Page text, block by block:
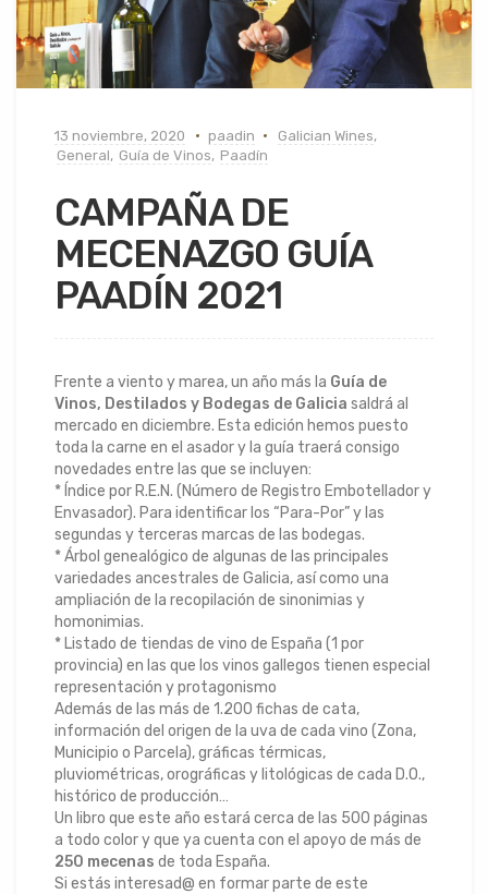
13 noviembre, 2020 paadin Galician Wines,
General, Guía de Vinos, Paadín
CAMPAÑA DE
MECENAZGO GUÍA
PAADÍN 2021
Frente a viento y marea, un año más la Guía de
Vinos, Destilados y Bodegas de Galicia saldrá al
mercado en diciembre. Esta edición hemos puesto
toda la carne en el asador y la guía traerá consigo
novedades entre las que se incluyen:
* Índice por R.E.N. (Número de Registro Embotellador y
Envasador). Para identificar los “Para-Por” y las
segundas y terceras marcas de las bodegas.
* Árbol genealógico de algunas de las principales
variedades ancestrales de Galicia, así como una
ampliación de la recopilación de sinonimias y
homonimias.
* Listado de tiendas de vino de España (1 por
provincia) en las que los vinos gallegos tienen especial
representación y protagonismo
Además de las más de 1.200 fichas de cata,
información del origen de la uva de cada vino (Zona,
Municipio o Parcela), gráficas térmicas,
pluviométricas, orográficas y litológicas de cada D.O.,
histórico de producción…
Un libro que este año estará cerca de las 500 páginas
a todo color y que ya cuenta con el apoyo de más de
250 mecenas de toda España.
Si estás interesad@ en formar parte de este